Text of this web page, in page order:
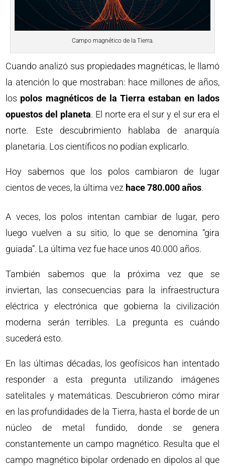
Campo magnético de la Tierra.
Cuando analizó sus propiedades magnéticas, le llamó
la atención lo que mostraban: hace millones de años,
los polos magnéticos de la Tierra estaban en lados
opuestos del planeta. El norte era el sur y el sur era el
norte. Este descubrimiento hablaba de anarquía
planetaria. Los científicos no podían explicarlo.
Hoy sabemos que los polos cambiaron de lugar
cientos de veces, la última vez hace 780.000 años.
A veces, los polos intentan cambiar de lugar, pero
luego vuelven a su sitio, lo que se denomina “gira
guiada”. La última vez fue hace unos 40.000 años.
También sabemos que la próxima vez que se
inviertan, las consecuencias para la infraestructura
eléctrica y electrónica que gobierna la civilización
moderna serán terribles. La pregunta es cuándo
sucederá esto.
En las últimas décadas, los geofísicos han intentado
responder a esta pregunta utilizando imágenes
satelitales y matemáticas. Descubrieron cómo mirar
en las profundidades de la Tierra, hasta el borde de un
núcleo de metal fundido, donde se genera
constantemente un campo magnético. Resulta que el
campo magnético bipolar ordenado en dipolos al que